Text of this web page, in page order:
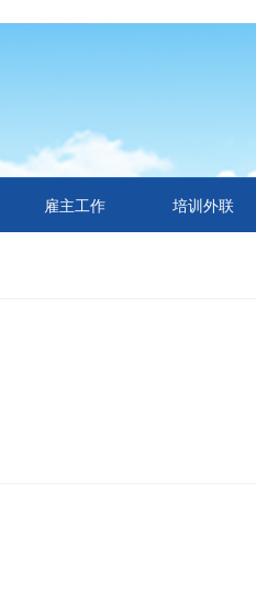
雇主工作 培训外联